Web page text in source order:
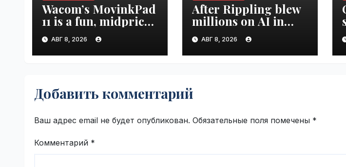
Wacom’s MovinkPad
11 is a fun, midpriced
entry point for
digital artists |
VseTime.ru
АВГ 8, 2026
After Rippling blew
millions on AI in
months, it built an
employee ROI tool |
VseTime.ru
АВГ 8, 2026
Добавить комментарий
Ваш адрес email не будет опубликован. Обязательные поля помечены *
Комментарий *